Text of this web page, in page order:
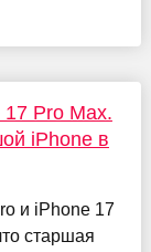
Pro Max.
iPhone в
и iPhone 17
старшая